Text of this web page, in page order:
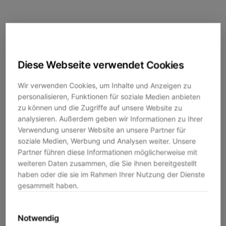
Diese Webseite verwendet Cookies
Wir verwenden Cookies, um Inhalte und Anzeigen zu
personalisieren, Funktionen für soziale Medien anbieten
zu können und die Zugriffe auf unsere Website zu
analysieren. Außerdem geben wir Informationen zu Ihrer
Verwendung unserer Website an unsere Partner für
soziale Medien, Werbung und Analysen weiter. Unsere
Partner führen diese Informationen möglicherweise mit
weiteren Daten zusammen, die Sie ihnen bereitgestellt
haben oder die sie im Rahmen Ihrer Nutzung der Dienste
gesammelt haben.
Notwendig
Application error: a